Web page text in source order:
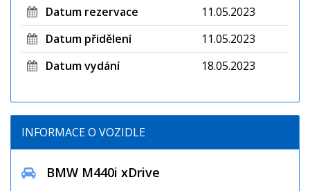
Datum rezervace
11.05.2023
Datum přidělení
11.05.2023
Datum vydání
18.05.2023
INFORMACE O VOZIDLE
BMW M440i xDrive